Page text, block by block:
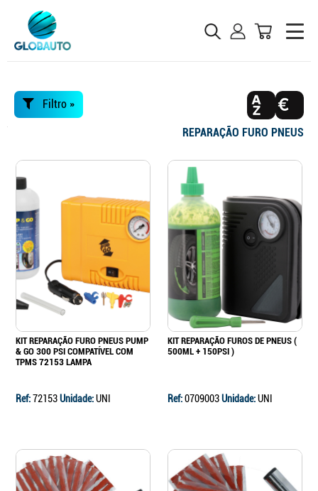
Filtro »
REPARAÇÃO FURO PNEUS
KIT REPARAÇÃO FURO PNEUS PUMP
& GO 300 PSI COMPATÍVEL COM
TPMS 72153 LAMPA
Ref:72153Unidade:UNI
KIT REPARAÇÃO FUROS DE PNEUS (
500ML + 150PSI )
Ref:0709003Unidade:UNI